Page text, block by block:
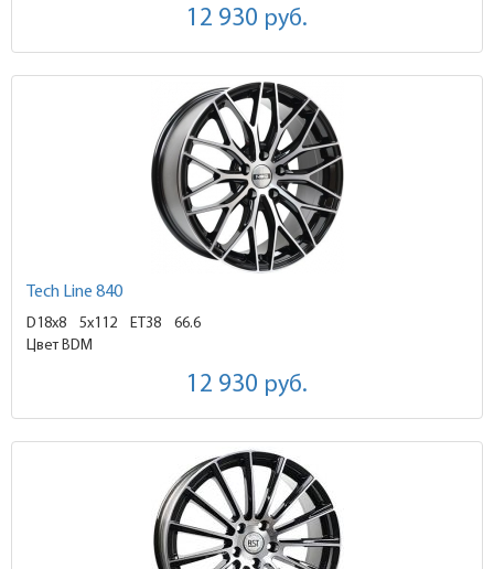
12 930 руб.
Tech Line 840
D18x8 5x112 ET38
66.6
Цвет BDM
12 930 руб.